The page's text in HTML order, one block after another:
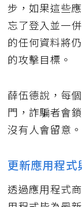
步，如果這些
忘了登入並一
的任何資料將
的攻擊目標。
薛伍德說，每
門，詐騙者會
沒有人會留意。
更新應用程式
透過應用程式